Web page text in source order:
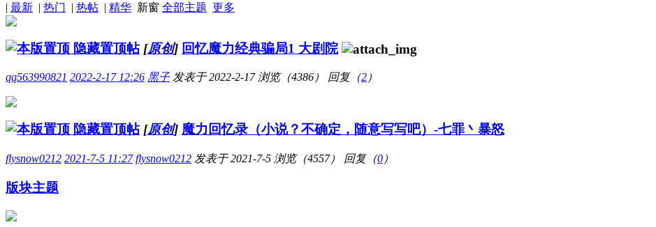
| 最新 | 热门 | 热帖 | 精华 新窗 全部主题 更多
隐藏置顶帖 [原创] 回忆魔力经典骗局1 大剧院
qq563990821 2022-2-17 12:26 黑子 发表于 2022-2-17 浏览（4386） 回复（2 ）
隐藏置顶帖 [原创] 魔力回忆录（小说？不确定，随意写写吧）-七罪丶暴怒
flysnow0212 2021-7-5 11:27 flysnow0212 发表于 2021-7-5 浏览（4557） 回复（0 ）
版块主题